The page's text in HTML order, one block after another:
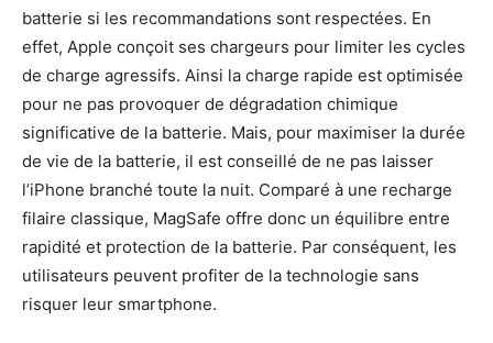
batterie si les recommandations sont respectées. En
effet, Apple conçoit ses chargeurs pour limiter les cycles
de charge agressifs. Ainsi la charge rapide est optimisée
pour ne pas provoquer de dégradation chimique
significative de la batterie. Mais, pour maximiser la durée
de vie de la batterie, il est conseillé de ne pas laisser
l’iPhone branché toute la nuit. Comparé à une recharge
filaire classique, MagSafe offre donc un équilibre entre
rapidité et protection de la batterie. Par conséquent, les
utilisateurs peuvent profiter de la technologie sans
risquer leur smartphone.